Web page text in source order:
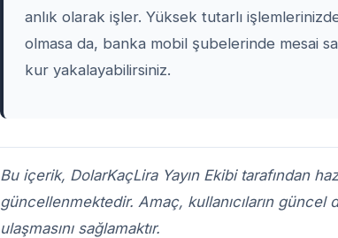
anlık olarak işler. Yüksek tutarlı
olmasa da, banka mobil şubelerinde mesai
kur yakalayabilirsiniz.
Bu içerik, DolarKaçLira Yayın Ekibitarafından
güncellenmektedir. Amaç, kullanıcıların
ulaşmasını sağlamaktır.